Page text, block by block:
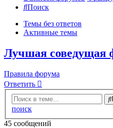
Поиск
Темы без ответов
Активные темы
Лучшая соведущая
Правила форума
Ответить
поиск
45 сообщений